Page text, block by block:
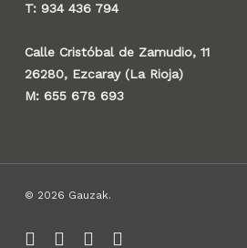
T: 934 436 794
Calle Cristóbal de Zamudio, 11
26280, Ezcaray (La Rioja)
M: 655 678 693
© 2026 Gauzak.
linkedininstagrambehancewhatsapp